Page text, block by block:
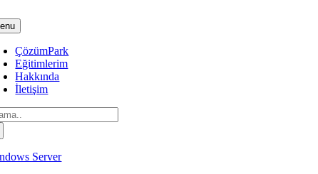
to
content
ÇözümPark
Eğitimlerim
Hakkında
İletişim
Server